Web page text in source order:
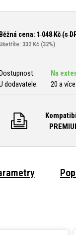
Běžná cena: 1 048Kč (s
Ušetříte: 332 Kč (32%)
Na
dodavatele:
20 a